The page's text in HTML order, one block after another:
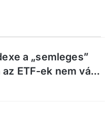
a „semleges”
ETF-ek nem vá...